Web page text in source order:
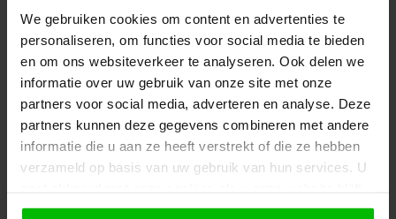
We gebruiken cookies om content en advertenties te
personaliseren, om functies voor social media te bieden
en om ons websiteverkeer te analyseren. Ook delen we
informatie over uw gebruik van onze site met onze
partners voor social media, adverteren en analyse. Deze
partners kunnen deze gegevens combineren met andere
informatie die u aan ze heeft verstrekt of die ze hebben
verzameld op basis van uw gebruik van hun services. U
gebruiken.
3.Rond de bestelling af waarbij je kiest voor
afhalen in de winkel. Vermeld in het
opmerkingen veld de gewenste afhaaldatum.
Let op!
Je krijgt van ons bericht wanneer jouw
bestelling gereed staat om af te halen. Wij
leggen bestellingen klaar en bestellen